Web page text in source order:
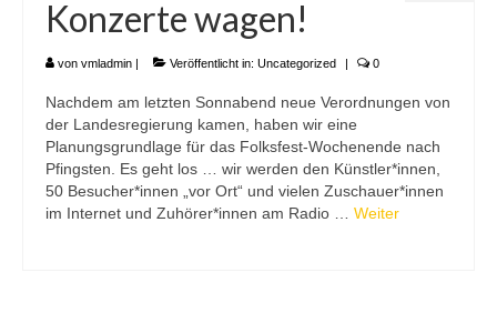
Konzerte wagen!
von vmladmin Veröffentlicht in: Uncategorized 0
Nachdem am letzten Sonnabend neue Verordnungen von
der Landesregierung kamen, haben wir eine
Planungsgrundlage für das Folksfest-Wochenende nach
Pfingsten. Es geht los … wir werden den Künstler*innen,
50 Besucher*innen „vor Ort“ und vielen Zuschauer*innen
im Internet und Zuhörer*innen am Radio … Weiter